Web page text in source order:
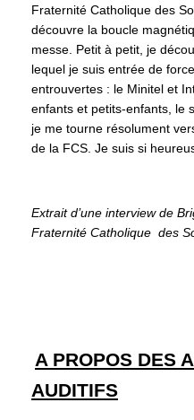
Fraternité Catholique des
découvre la boucle
messe. Petit à petit, je
lequel je suis entrée de
entrouvertes : le Minitel et
enfants et petits-enfants, le
je me tourne résolument
de la FCS. Je suis si
Extrait d’une interview de
Fraternité
A PROPOS DES
AUDITIFS